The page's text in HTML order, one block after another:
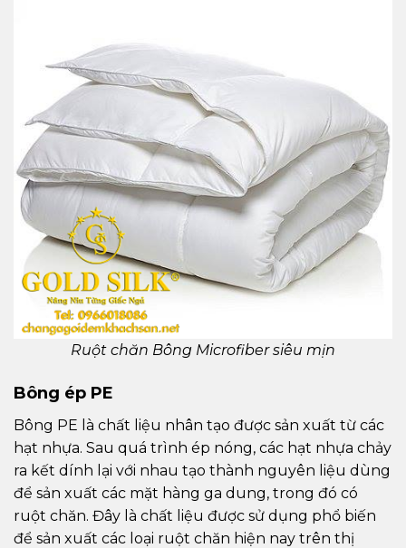
Ruột chăn Bông Microfiber siêu mịn
Bông ép PE
Bông PE là chất liệu nhân tạo được sản xuất từ các
hạt nhựa. Sau quá trình ép nóng, các hạt nhựa chảy
ra kết dính lại với nhau tạo thành nguyên liệu dùng
để sản xuất các mặt hàng ga dung, trong đó có
ruột chăn. Đây là chất liệu được sử dụng phổ biến
để sản xuất các loại ruột chăn hiện nay trên thị